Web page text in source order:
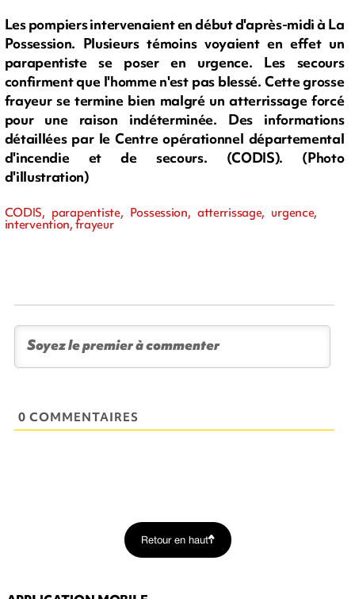
Les pompiers intervenaient en début d'après-midi à La
Possession. Plusieurs témoins voyaient en effet un
parapentiste se poser en urgence. Les secours
confirment que l'homme n'est pas blessé. Cette grosse
frayeur se termine bien malgré un atterrissage forcé
pour une raison indéterminée. Des informations
détaillées par le Centre opérationnel départemental
d'incendie et de secours. (CODIS). (Photo
d'illustration)
CODIS, parapentiste, Possession, atterrissage, urgence,
intervention, frayeur
0 COMMENTAIRES
Retour en haut